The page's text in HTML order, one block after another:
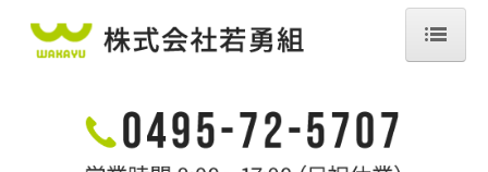
会社案内